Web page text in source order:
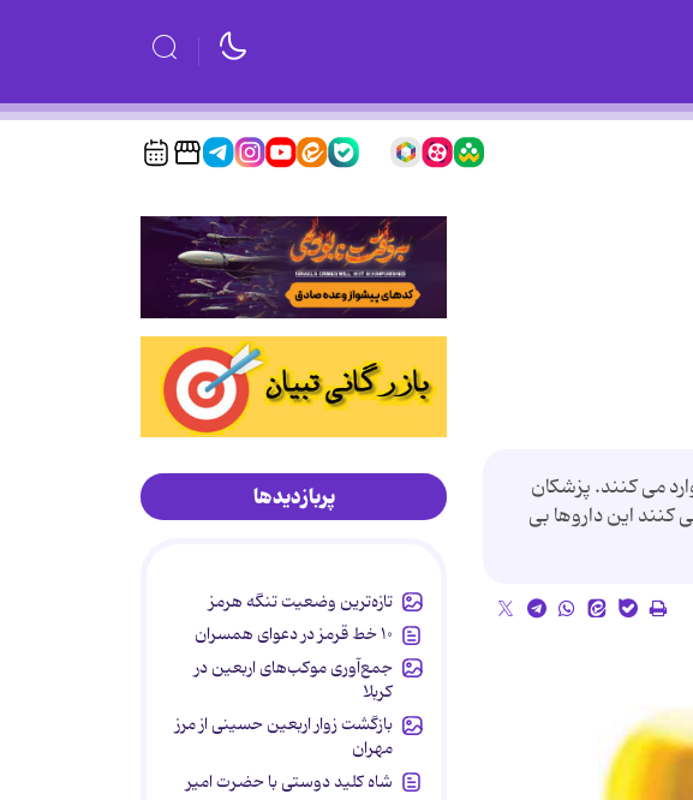
مى کنند. پزشکان
کنند این داروها بى
پربازدیدها
تازه‌ترین وضعیت تنگه هرمز
۱۰ خط قرمز در دعوای همسران
جمع‌آوری موکب‌های اربعین در
کربلا
بازگشت زوار اربعین حسینی از مرز
مهران
شاه کلید دوستی با حضرت امیر